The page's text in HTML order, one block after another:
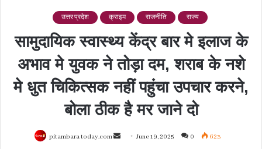
उत्तर प्रदेश क्राइम राजनीति राज्य
सामुदायिक स्वास्थ्य केंद्र बार मे इलाज के
अभाव मे युवक ने तोड़ा दम, शराब के नशे
मे धुत चिकित्सक नहीं पहुंचा उपचार करने,
बोला ठीक है मर जाने दो
pitambara today.com
Send June 19, 2025 0 623